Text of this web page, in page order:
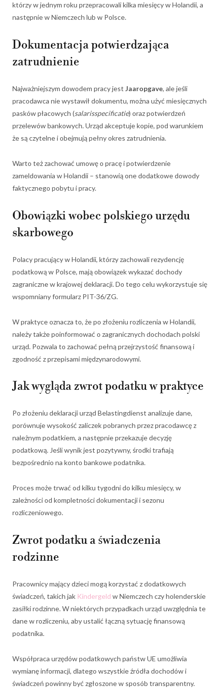
którzy w jednym roku przepracowali kilka miesięcy w Holandii, a
następnie w Niemczech lub w Polsce.
Dokumentacja potwierdzająca
zatrudnienie
Najważniejszym dowodem pracy jest Jaaropgave, ale jeśli
pracodawca nie wystawił dokumentu, można użyć miesięcznych
pasków płacowych (salarisspecificatie) oraz potwierdzeń
przelewów bankowych. Urząd akceptuje kopie, pod warunkiem
że są czytelne i obejmują pełny okres zatrudnienia.
Warto też zachować umowę o pracę i potwierdzenie
zameldowania w Holandii – stanowią one dodatkowe dowody
faktycznego pobytu i pracy.
Obowiązki wobec polskiego urzędu
skarbowego
Polacy pracujący w Holandii, którzy zachowali rezydencję
podatkową w Polsce, mają obowiązek wykazać dochody
zagraniczne w krajowej deklaracji. Do tego celu wykorzystuje się
wspomniany formularz PIT-36/ZG.
W praktyce oznacza to, że po złożeniu rozliczenia w Holandii,
należy także poinformować o zagranicznych dochodach polski
urząd. Pozwala to zachować pełną przejrzystość finansową i
zgodność z przepisami międzynarodowymi.
Jak wygląda zwrot podatku w praktyce
Po złożeniu deklaracji urząd Belastingdienst analizuje dane,
porównuje wysokość zaliczek pobranych przez pracodawcę z
należnym podatkiem, a następnie przekazuje decyzję
podatkową. Jeśli wynik jest pozytywny, środki trafiają
bezpośrednio na konto bankowe podatnika.
Proces może trwać od kilku tygodni do kilku miesięcy, w
zależności od kompletności dokumentacji i sezonu
rozliczeniowego.
Zwrot podatku a świadczenia
rodzinne
Pracownicy mający dzieci mogą korzystać z dodatkowych
świadczeń, takich jak Kindergeld w Niemczech czy holenderskie
zasiłki rodzinne. W niektórych przypadkach urząd uwzględnia te
dane w rozliczeniu, aby ustalić łączną sytuację finansową
podatnika.
Współpraca urzędów podatkowych państw UE umożliwia
wymianę informacji, dlatego wszystkie źródła dochodów i
świadczeń powinny być zgłoszone w sposób transparentny.